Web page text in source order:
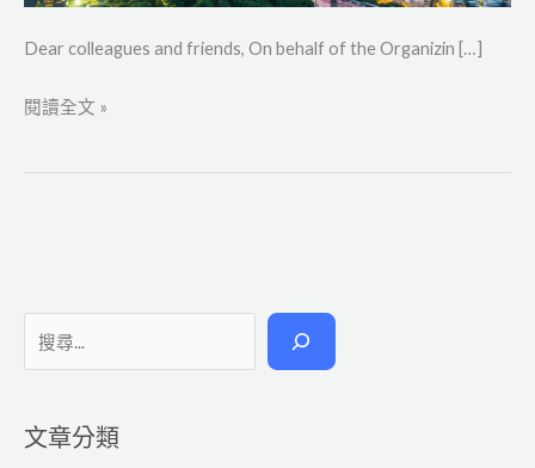
Dear colleagues and friends, On behalf of the Organizin […]
閱讀全文 »
文章分類